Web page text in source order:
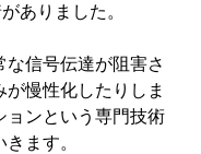
ありました。
信号伝達が阻害さ
慢性化したりしま
ョンという専門技術
ます。